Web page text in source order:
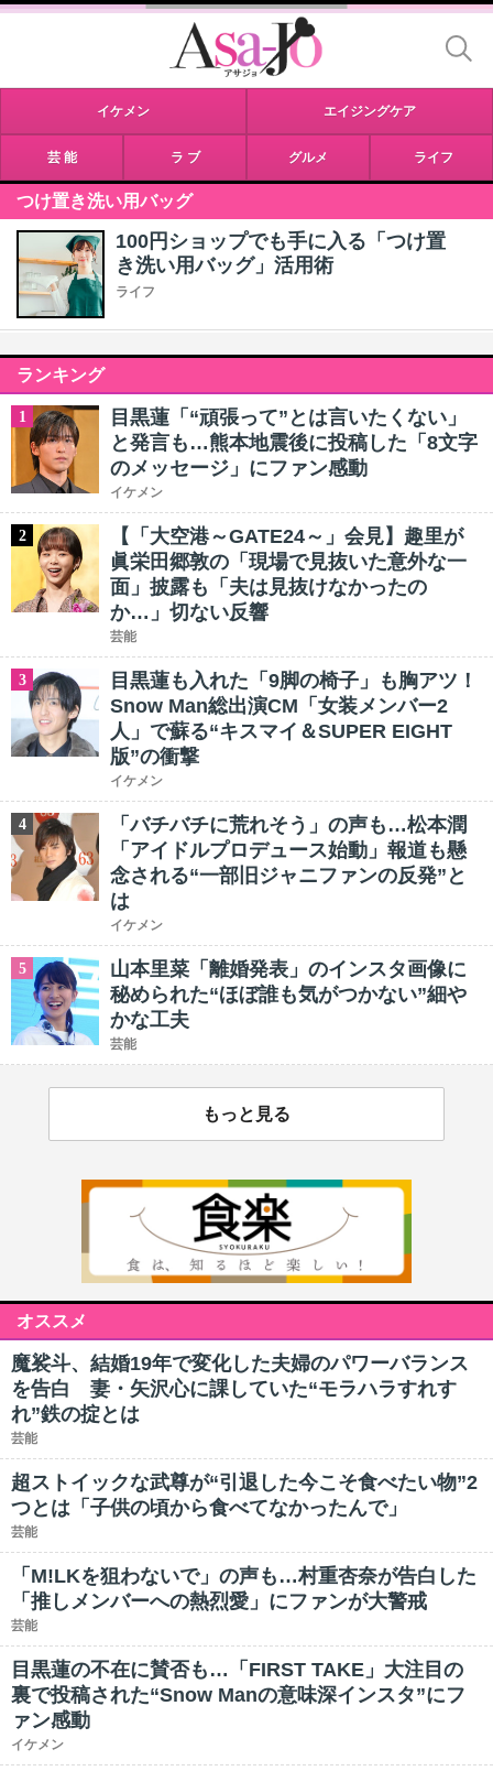
イケメン エイジングケア
芸 能 ラ ブ グルメ ライフ
つけ置き洗い用バッグ
100円ショップでも手に入る「つけ置
き洗い用バッグ」活用術
ライフ
ランキング
1
目黒蓮「“頑張って”とは言いたくない」
と発言も…熊本地震後に投稿した「8文字
のメッセージ」にファン感動
イケメン
2
【「大空港～GATE24～」会見】趣里が
眞栄田郷敦の「現場で見抜いた意外な一
面」披露も「夫は見抜けなかったの
か…」切ない反響
芸能
3
目黒蓮も入れた「9脚の椅子」も胸アツ！
Snow Man総出演CM「女装メンバー2
人」で蘇る“キスマイ＆SUPER EIGHT
版”の衝撃
イケメン
4
「バチバチに荒れそう」の声も…松本潤
「アイドルプロデュース始動」報道も懸
念される“一部旧ジャニファンの反発”と
は
イケメン
5
山本里菜「離婚発表」のインスタ画像に
秘められた“ほぼ誰も気がつかない”細や
かな工夫
芸能
もっと見る
オススメ
魔裟斗、結婚19年で変化した夫婦のパワーバランス
を告白 妻・矢沢心に課していた“モラハラすれす
れ”鉄の掟とは
芸能
超ストイックな武尊が“引退した今こそ食べたい物”2
つとは「子供の頃から食べてなかったんで」
芸能
「M!LKを狙わないで」の声も…村重杏奈が告白した
「推しメンバーへの熱烈愛」にファンが大警戒
芸能
目黒蓮の不在に賛否も…「FIRST TAKE」大注目の
裏で投稿された“Snow Manの意味深インスタ”にフ
ァン感動
イケメン